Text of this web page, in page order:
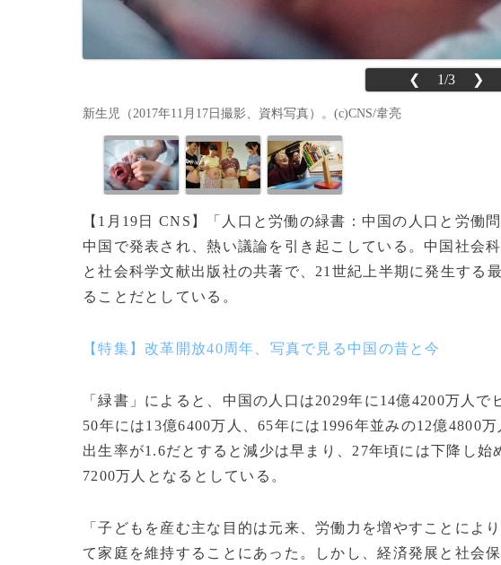
❮ 1/3 ❯
新生児（2017年11月17日撮影、資料写真）。(c)CNS/韋亮
【1月19日 CNS】「人口と労働の緑書：中国の人口と労働
中国で発表され、熱い議論を引き起こしている。中国社会
と社会科学文献出版社の共著で、21世紀上半期に発生する
ることだとしている。
【特集】改革開放40周年、写真で見る中国の昔と今
「緑書」によると、中国の人口は2029年に14億4200万人
50年には13億6400万人、65年には1996年並みの12億4800
出生率が1.6だとすると減少は早まり、27年頃には下降し
7200万人となるとしている。
「子どもを産む主な目的は元来、労働力を増やすことによ
て家庭を維持することにあった。しかし、経済発展と社会